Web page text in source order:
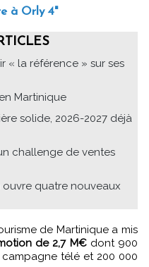
à Orly 4"
« la référence » sur ses
Martinique
solide, 2026-2027 déjà
challenge de ventes
ouvre quatre nouveaux
de 2,7 M€dont 900
télé et 200 000